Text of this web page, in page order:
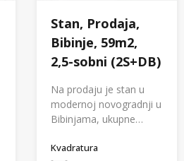
Stan, Prodaja,
Bibinje, 59m2,
2,5-sobni (2S+DB)
Na prodaju je stan u
modernoj novogradnji u
Bibinjama, ukupne…
Kvadratura